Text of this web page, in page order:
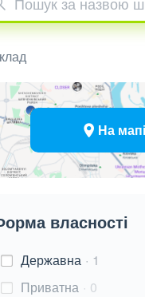
На мапі
власності
Державна
1
Приватна
0